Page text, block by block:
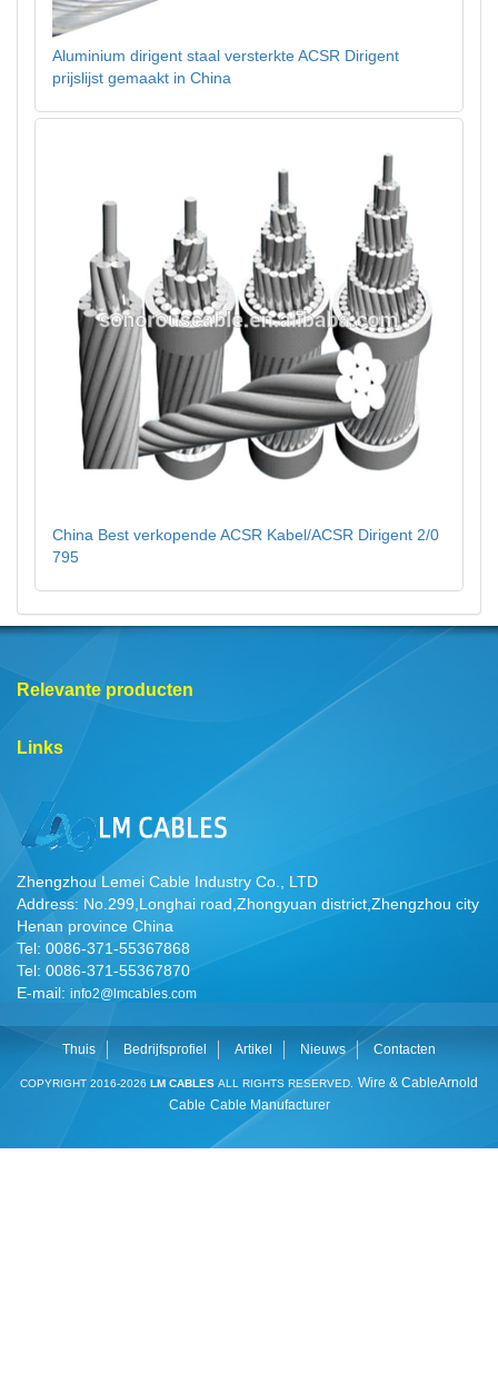
Aluminium dirigent staal versterkte ACSR Dirigent
prijslijst gemaakt in China
China Best verkopende ACSR Kabel/ACSR Dirigent 2/0
795
Relevante producten
Links
Zhengzhou Lemei Cable Industry Co., LTD
Address: No.299,Longhai road,Zhongyuan district,Zhengzhou city
Henan province China
Tel: 0086-371-55367868
Tel: 0086-371-55367870
E-mail: info2@lmcables.com
Thuis Bedrijfsprofiel Artikel Nieuws Contacten
COPYRIGHT 2016-2026 LM CABLES ALL RIGHTS RESERVED. Wire & CableArnold
Cable Cable Manufacturer